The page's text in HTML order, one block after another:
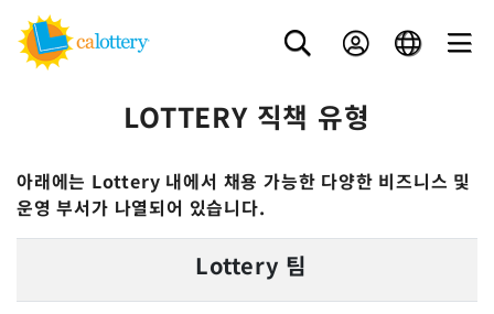
LOTTERY 직책 유형
아래에는 Lottery 내에서 채용 가능한 다양한 비즈니스 및
운영 부서가 나열되어 있습니다.
Lottery 팀